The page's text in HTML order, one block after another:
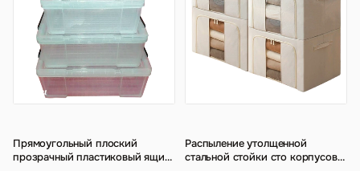
Прямоугольный плоский
прозрачный пластиковый ящик
Распыление утолщенной
стальной стойки сто корпусов